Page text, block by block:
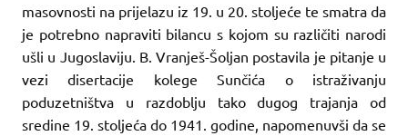
masovnosti na prijelazu iz 19. u 20. stoljeće te smatra da
je potrebno napraviti bilancu s kojom su različiti narodi
ušli u Jugoslaviju. B. Vranješ-Šoljan postavila je pitanje u
vezi disertacije kolege Sunčića o istraživanju
poduzetništva u razdoblju tako dugog trajanja od
sredine 19. stoljeća do 1941. godine, napomenuvši da se